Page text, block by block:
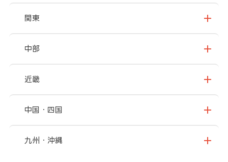
北海道
関東
茨城県
中部
新潟県
近畿
大阪府
中国・四国
鳥取県
九州・沖縄